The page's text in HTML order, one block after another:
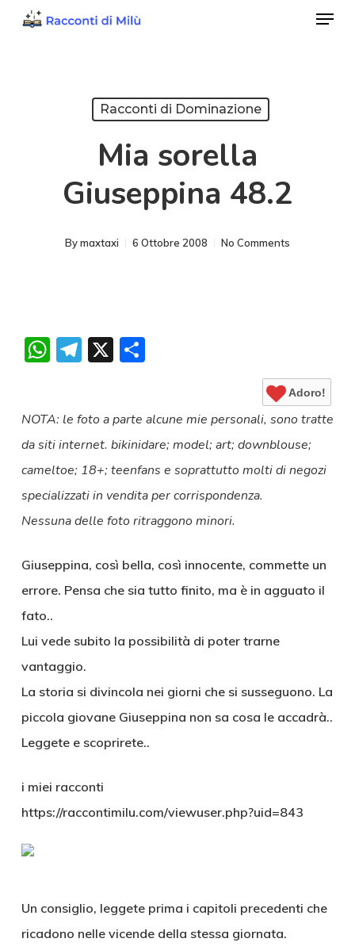
Menu
Racconti di Dominazione
Mia sorella
Giuseppina 48.2
Bymaxtaxi 6 Ottobre 2008 No Comments
WhatsApp
Telegram
X Condividi
Adoro!
NOTA: le foto a parte alcune mie personali, sono tratte
da siti internet. bikinidare; model; art; downblouse;
cameltoe; 18+; teenfans e soprattutto molti di negozi
specializzati in vendita per corrispondenza.
Nessuna delle foto ritraggono minori.
Giuseppina, così bella, così innocente, commette un
errore. Pensa che sia tutto finito, ma è in agguato il
fato..
Lui vede subito la possibilità di poter trarne
vantaggio.
La storia si divincola nei giorni che si susseguono. La
piccola giovane Giuseppina non sa cosa le accadrà..
Leggete e scoprirete..
i miei racconti
https://raccontimilu.com/viewuser.php?uid=843
Un consiglio, leggete prima i capitoli precedenti che
ricadono nelle vicende della stessa giornata.